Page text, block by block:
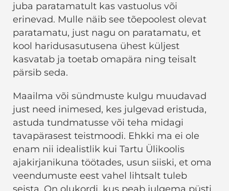
juba paratamatult kas vastuolus või
erinevad. Mulle näib see tõepoolest olevat
paratamatu, just nagu on paratamatu, et
kool haridusasutusena ühest küljest
kasvatab ja toetab omapära ning teisalt
pärsib seda.
Maailma või sündmuste kulgu muudavad
just need inimesed, kes julgevad eristuda,
astuda tundmatusse või teha midagi
tavapärasest teistmoodi. Ehkki ma ei ole
enam nii idealistlik kui Tartu Ülikoolis
ajakirjanikuna töötades, usun siiski, et oma
veendumuste eest vahel lihtsalt tuleb